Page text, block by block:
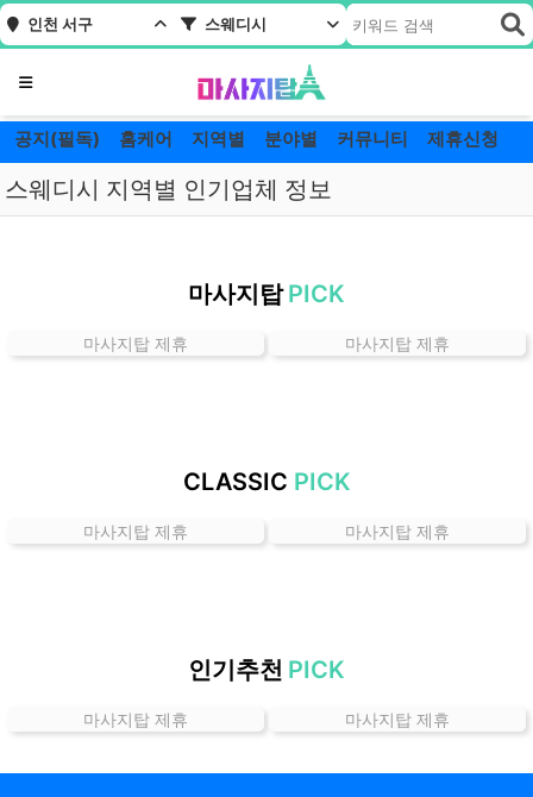
인천 서구 스웨디시
메뉴
공지(필독) 홈케어 지역별 분야별 커뮤니티 제휴신청
스웨디시 지역별 인기업체 정보
스
곳
인
보
마사지탑 PICK
마사지탑 제휴 마사지탑 제휴
CLASSIC PICK
마사지탑 제휴 마사지탑 제휴
인기추천 PICK
마사지탑 제휴 마사지탑 제휴